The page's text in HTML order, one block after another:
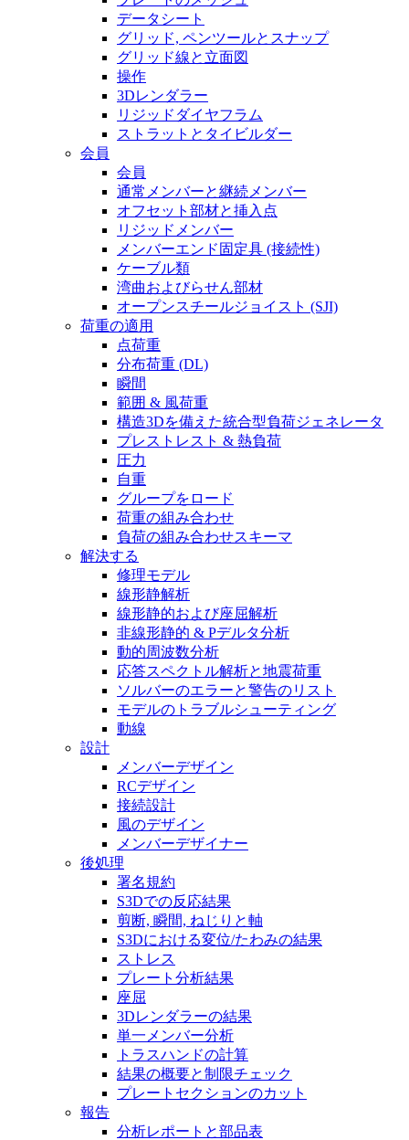
データシート
グリッド, ペンツールとスナップ
グリッド線と立面図
操作
3Dレンダラー
リジッドダイヤフラム
ストラットとタイビルダー
会員
会員
通常メンバーと継続メンバー
オフセット部材と挿入点
リジッドメンバー
メンバーエンド固定具 (接続性)
ケーブル類
湾曲およびらせん部材
オープンスチールジョイスト (SJI)
荷重の適用
点荷重
分布荷重 (DL)
瞬間
範囲 & 風荷重
構造3Dを備えた統合型負荷ジェネレータ
プレストレスト & 熱負荷
圧力
自重
グループをロード
荷重の組み合わせ
負荷の組み合わせスキーマ
解決する
修理モデル
線形静解析
線形静的および座屈解析
非線形静的 & Pデルタ分析
動的周波数分析
応答スペクトル解析と地震荷重
ソルバーのエラーと警告のリスト
モデルのトラブルシューティング
動線
設計
メンバーデザイン
RCデザイン
接続設計
風のデザイン
メンバーデザイナー
後処理
署名規約
S3Dでの反応結果
剪断, 瞬間, ねじりと軸
S3Dにおける変位/たわみの結果
ストレス
プレート分析結果
座屈
3Dレンダラーの結果
単一メンバー分析
トラスハンドの計算
結果の概要と制限チェック
プレートセクションのカット
報告
分析レポートと部品表